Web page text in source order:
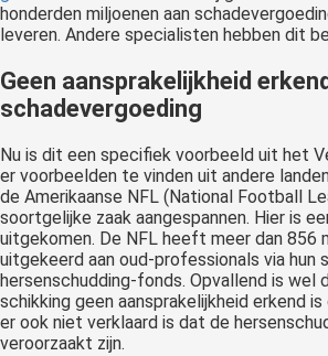
honderden miljoenen aan
leveren. Andere specialisten hebben dit
Geen aansprakelijkheid
schadevergoeding
Nu is dit een specifiek voorbeeld uit het
er voorbeelden te vinden uit andere
de Amerikaanse NFL (National Football
soortgelijke zaak aangespannen. Hier is
uitgekomen. De NFL heeft meer dan 856
uitgekeerd aan oud-professionals via hun
hersenschudding-fonds. Opvallend is wel
schikking geen aansprakelijkheid erkend
er ook niet verklaard is dat de
veroorzaakt zijn.